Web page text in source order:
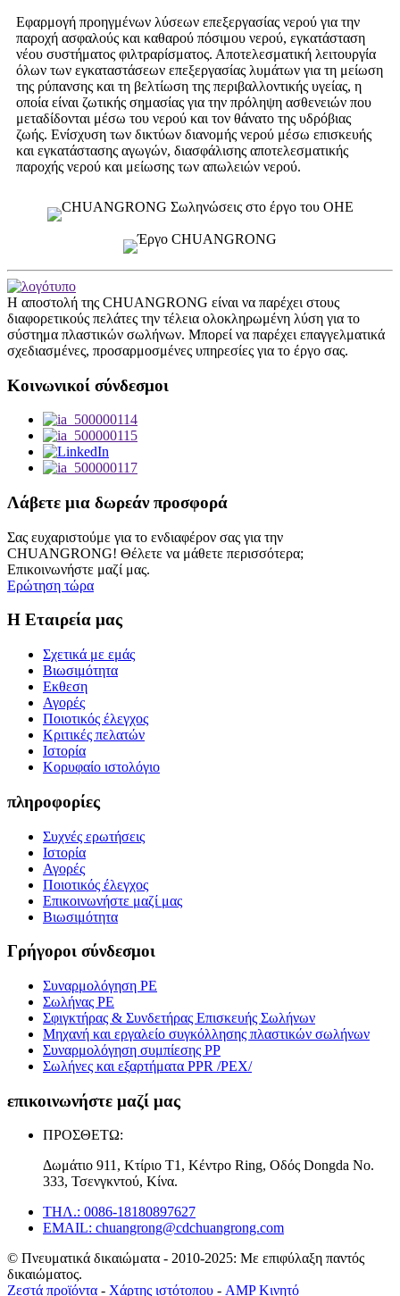
Εφαρμογή προηγμένων λύσεων επεξεργασίας νερού για την
παροχή ασφαλούς και καθαρού πόσιμου νερού, εγκατάσταση
νέου συστήματος φιλτραρίσματος. Αποτελεσματική λειτουργία
όλων των εγκαταστάσεων επεξεργασίας λυμάτων για τη μείωση
της ρύπανσης και τη βελτίωση της περιβαλλοντικής υγείας, η
οποία είναι ζωτικής σημασίας για την πρόληψη ασθενειών που
μεταδίδονται μέσω του νερού και τον θάνατο της υδρόβιας
ζωής. Ενίσχυση των δικτύων διανομής νερού μέσω επισκευής
και εγκατάστασης αγωγών, διασφάλισης αποτελεσματικής
παροχής νερού και μείωσης των απωλειών νερού.
Η αποστολή της CHUANGRONG είναι να παρέχει στους
διαφορετικούς πελάτες την τέλεια ολοκληρωμένη λύση για το
σύστημα πλαστικών σωλήνων. Μπορεί να παρέχει επαγγελματικά
σχεδιασμένες, προσαρμοσμένες υπηρεσίες για το έργο σας.
Κοινωνικοί σύνδεσμοι
Λάβετε μια δωρεάν προσφορά
Σας ευχαριστούμε για το ενδιαφέρον σας για την
CHUANGRONG! Θέλετε να μάθετε περισσότερα;
Επικοινωνήστε μαζί μας.
Ερώτηση τώρα
Η Εταιρεία μας
Σχετικά με εμάς
Βιωσιμότητα
Εκθεση
Αγορές
Ποιοτικός έλεγχος
Κριτικές πελατών
Ιστορία
Κορυφαίο ιστολόγιο
πληροφορίες
Συχνές ερωτήσεις
Ιστορία
Αγορές
Ποιοτικός έλεγχος
Επικοινωνήστε μαζί μας
Βιωσιμότητα
Γρήγοροι σύνδεσμοι
Συναρμολόγηση PE
Σωλήνας PE
Σφιγκτήρας & Συνδετήρας Επισκευής Σωλήνων
Μηχανή και εργαλείο συγκόλλησης πλαστικών σωλήνων
Συναρμολόγηση συμπίεσης PP
Σωλήνες και εξαρτήματα PPR /PEX/
επικοινωνήστε μαζί μας
ΠΡΟΣΘΕΤΩ:
Δωμάτιο 911, Κτίριο T1, Κέντρο Ring, Οδός Dongda Νο.
333, Τσενγκντού, Κίνα.
ΤΗΛ.: 0086-18180897627
EMAIL: chuangrong@cdchuangrong.com
© Πνευματικά δικαιώματα - 2010-2025: Με επιφύλαξη παντός
δικαιώματος.
Ζεστά προϊόντα - Χάρτης ιστότοπου - AMP Κινητό